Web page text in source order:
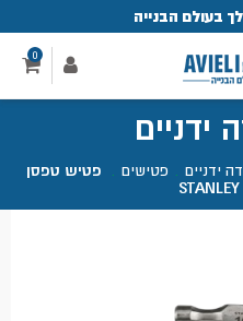
בעולם הבנייה
0
ידניים
ידניים פטישים
פטיש טפסן